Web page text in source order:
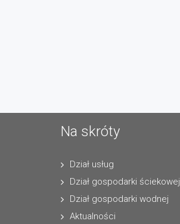
Na skróty
Dział usług
Dział gospodarki ściekowej
Dział gospodarki wodnej
Aktualności